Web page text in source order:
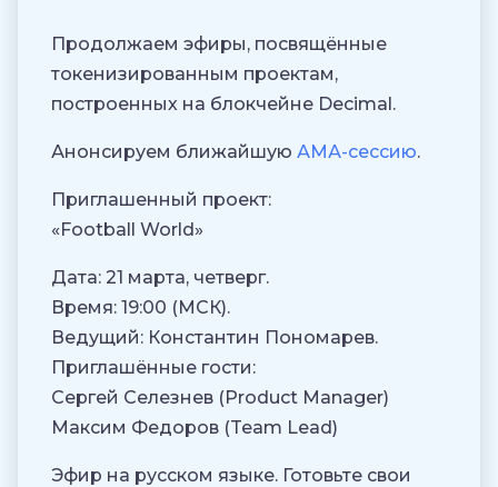
Продолжаем эфиры, посвящённые
токенизированным проектам,
построенных на блокчейне Decimal.
Анонсируем ближайшую АМА-сессию.
Приглашенный проект:
«Football World»
Дата: 21 марта, четверг.
Время: 19:00 (МСК).
Ведущий: Константин Пономарев.
Приглашённые гости:
Сергей Селезнев (Product Manager)
Максим Федоров (Team Lead)
Эфир на русском языке. Готовьте свои